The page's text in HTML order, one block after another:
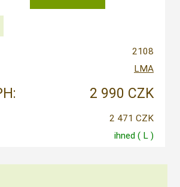
2108
LMA
2 990 CZK
2 471 CZK
ihned ( L )